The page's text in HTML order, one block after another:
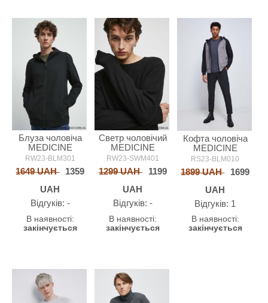
Блуза чоловіча
MEDICINE
RW23-BLM301
1649 UAH
1359
UAH
Відгуків: -
В наявності:
закінчується
Светр чоловічий
MEDICINE
RW23-SWM401
1299 UAH
1199
UAH
Відгуків: -
В наявності:
закінчується
Кофта чоловіча
MEDICINE
RS23-BLM010
1899 UAH
1699
UAH
Відгуків: 1
В наявності:
закінчується